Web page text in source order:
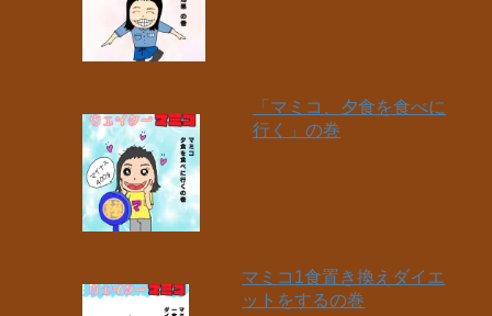
「マミコ、夕食を食べに
行く」の巻
マミコ1食置き換えダイエ
ットをするの巻